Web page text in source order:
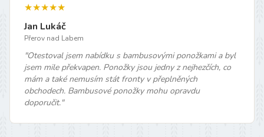
★★★★★
Jan Lukáč
Přerov nad Labem
"Otestoval jsem nabídku s bambusovými ponožkami a byl
jsem mile překvapen. Ponožky jsou jedny z nejhezčích, co
mám a také nemusím stát fronty v přeplněných
obchodech. Bambusové ponožky mohu opravdu
doporučit."